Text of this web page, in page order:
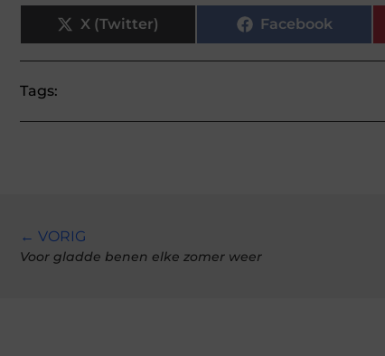
X (Twitter) Facebook
Tags:
← VORIG
Voor gladde benen elke zomer weer